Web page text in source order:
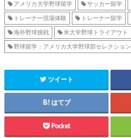
アメリカ大学野球留学
サッカー留学
トレーナー現場体験
トレーナー留学
海外野球挑戦
米大学野球トライアウト
野球留学：アメリカ大学野球部セレクション
ツイート
はてブ
Pocket